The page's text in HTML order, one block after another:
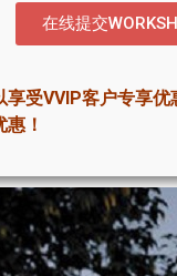
在线提交
受VVIP客户专享
！